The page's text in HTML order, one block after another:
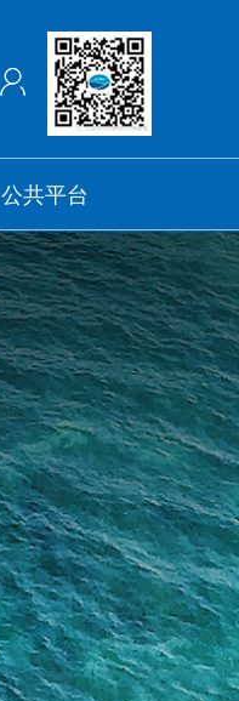
公共平台